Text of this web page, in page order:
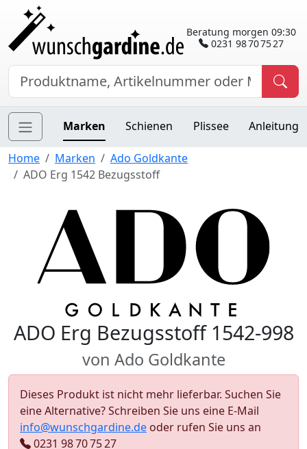
Beratung morgen 09:30
0231 98 70 75 27
Marken Schienen Plissee Anleitung
Home Marken
Ado Goldkante
ADO Erg 1542 Bezugsstoff
ADO Erg Bezugsstoff 1542-998
von Ado Goldkante
Dieses Produkt ist nicht mehr lieferbar. Suchen Sie
eine Alternative? Schreiben Sie uns eine E-Mail
info@wunschgardine.de oder rufen Sie uns an
0231 98 70 75 27